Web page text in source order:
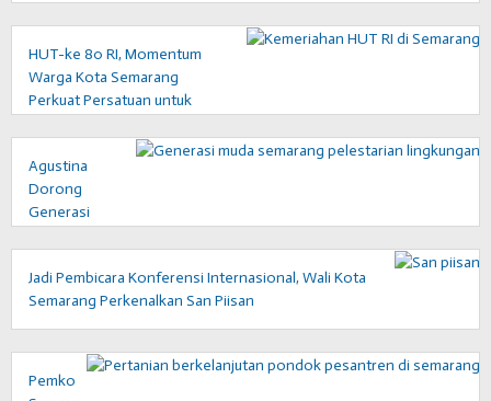
HUT-ke 80 RI, Momentum
Warga Kota Semarang
Perkuat Persatuan untuk
Agustina
Dorong
Generasi
Jadi
Pelopor
Pelestarian
Lingkungan
Jadi Pembicara Konferensi Internasional, Wali Kota
Semarang Perkenalkan San Piisan
Pemkot